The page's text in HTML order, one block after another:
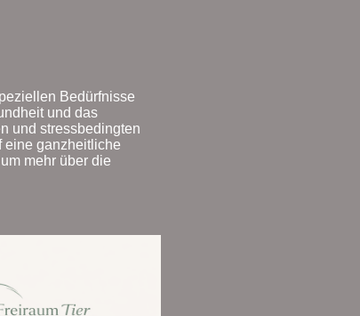
Bedürfnisse
und das
und stressbedingten
eine ganzheitliche
mehr über die